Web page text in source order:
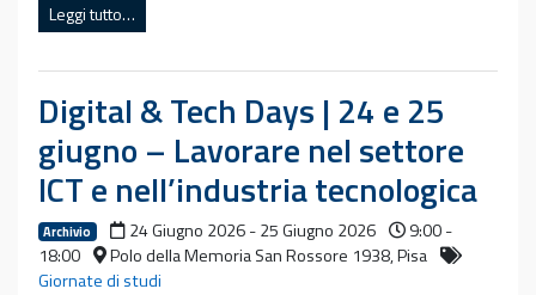
Leggi tutto…
Digital & Tech Days | 24 e 25
giugno – Lavorare nel settore
ICT e nell’industria tecnologica
Archivio 24 Giugno 2026 - 25 Giugno 2026
9:00 -
18:00
Polo della Memoria San Rossore 1938, Pisa
Giornate di studi